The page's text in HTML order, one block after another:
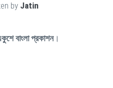
by Jatin
বাংলা প্রকাশন।